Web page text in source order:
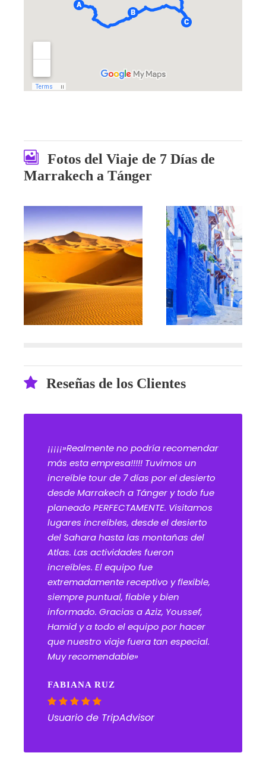
Fotos del Viaje de 7 Días de
Marrakech a Tánger
Reseñas de los Clientes
¡¡¡¡¡»Realmente no podría recomendar
más esta empresa!!!!! Tuvimos un
increíble tour de 7 días por el desierto
desde Marrakech a Tánger y todo fue
planeado PERFECTAMENTE. Visitamos
lugares increíbles, desde el desierto
del Sahara hasta las montañas del
Atlas. Las actividades fueron
increíbles. El equipo fue
extremadamente receptivo y flexible,
siempre puntual, fiable y bien
informado. Gracias a Aziz, Youssef,
Hamid y a todo el equipo por hacer
que nuestro viaje fuera tan especial.
Muy recomendable»
FABIANA RUZ
Usuario de TripAdvisor